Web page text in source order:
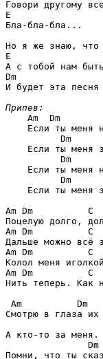
E
Бла-бла-бла...
E
Dm
И будет эта песня
Припев:
Am  Dm
Если ты меня
Dm
Если ты меня
Dm
Если ты меня
Dm
Если ты меня
Am Dm          C
Am Dm          C
Am Dm
Am Dm
Нить теперь. Как
Am          Dm
Смотрю в глаза
А кто-то за меня.